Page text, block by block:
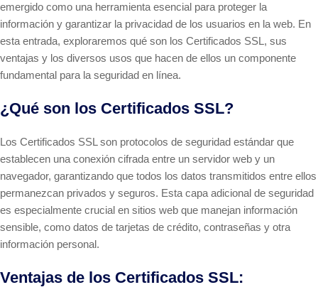
emergido como una herramienta esencial para proteger la
información y garantizar la privacidad de los usuarios en la web. En
esta entrada, exploraremos qué son los Certificados SSL, sus
ventajas y los diversos usos que hacen de ellos un componente
fundamental para la seguridad en línea.
¿Qué son los Certificados SSL?
Los Certificados SSL son protocolos de seguridad estándar que
establecen una conexión cifrada entre un servidor web y un
navegador, garantizando que todos los datos transmitidos entre ellos
permanezcan privados y seguros. Esta capa adicional de seguridad
es especialmente crucial en sitios web que manejan información
sensible, como datos de tarjetas de crédito, contraseñas y otra
información personal.
Ventajas de los Certificados SSL: